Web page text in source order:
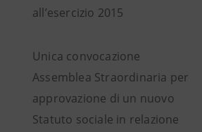
all’esercizio 2015
Unica convocazione
Assemblea Straordinaria per
approvazione di un nuovo
Statuto sociale in relazione